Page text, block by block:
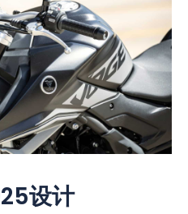
设计